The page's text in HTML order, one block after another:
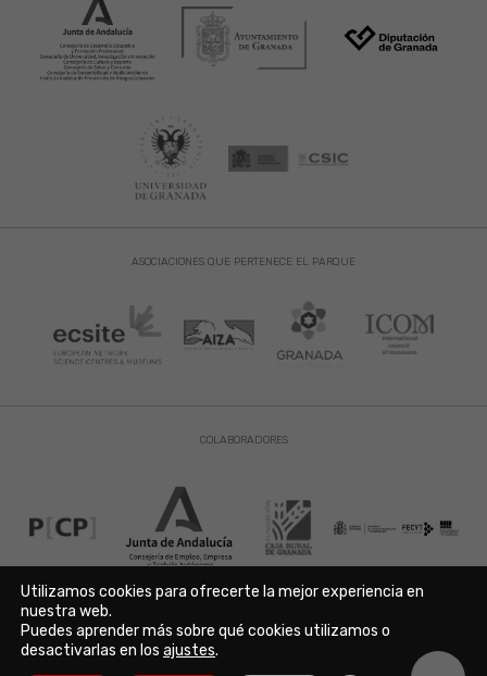
ASOCIACIONES QUE PERTENECE EL PARQUE
COLABORADORES
Aviso Legal | Política de Privacidad | Política de Cookies
Copyright © 2021. Parque de las Ciencias. Avda. de la Ciencia s/n
Utilizamos cookies para ofrecerte la mejor experiencia en
nuestra web.
Puedes aprender más sobre qué cookies utilizamos o
desactivarlas en los ajustes.